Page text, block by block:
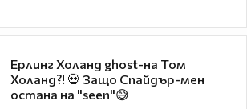
Ерлинг Холанд ghost-на Том
Холанд?! 💀 Защо Спайдър-мен
остана на "seen"😅